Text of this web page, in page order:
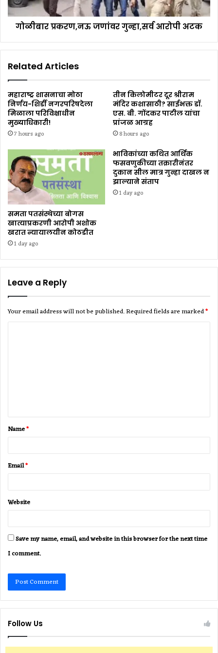
गोळीबार प्रकरण,नऊ जणांवर गुन्हा,सर्व आरोपी अटक
Related Articles
महाराष्ट्र शासनाचा मोठा
निर्णय-शिर्डी नगरपरिषदेला
मिळाला परिविक्षाधीन
मुख्याधिकारी!
7 hours ago
तीन किलोमीटर दूर श्रीराम
मंदिर कशासाठी? साईभक्त डॉ.
एस. बी. गोंदकर पाटील यांचा
प्रांजळ आग्रह
8 hours ago
समता पतसंस्थेच्या बोगस
खात्याप्रकरणी आरोपी अशोक
खरात न्यायालयीन कोठडीत
1 day ago
भाविकांच्या कथित आर्थिक
फसवणुकीच्या तक्रारीनंतर
दुकान सील मात्र गुन्हा दाखल न
झाल्याने संताप
1 day ago
Leave a Reply
Your email address will not be published.Required fields are marked*
t
*
Name*
Email*
Website
Save my name, email, and website in this browser for the next time
I comment.
Follow Us